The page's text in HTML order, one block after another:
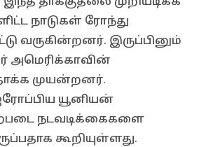
நாடுகள் ரோந்து
வருகின்றனர். இருப்பினும்
அமெரிக்காவின்
முயன்றனர்.
யூனியன்
நடவடிக்கைகளை
கூறியுள்ளது.